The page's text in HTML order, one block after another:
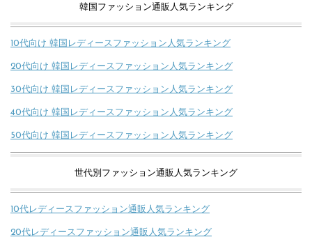
韓国ファッション通販人気ランキング
10代向け 韓国レディースファッション人気ランキング
20代向け 韓国レディースファッション人気ランキング
30代向け 韓国レディースファッション人気ランキング
40代向け 韓国レディースファッション人気ランキング
50代向け 韓国レディースファッション人気ランキング
世代別ファッション通販人気ランキング
10代レディースファッション通販人気ランキング
20代レディースファッション通販人気ランキング